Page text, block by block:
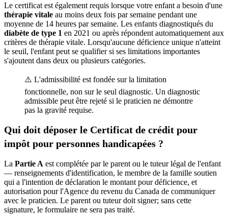
Le certificat est également requis lorsque votre enfant a besoin d'une
thérapie vitale au moins deux fois par semaine pendant une
moyenne de 14 heures par semaine. Les enfants diagnostiqués du
diabète de type 1 en 2021 ou après répondent automatiquement aux
critères de thérapie vitale. Lorsqu'aucune déficience unique n'atteint
le seuil, l'enfant peut se qualifier si ses limitations importantes
s'ajoutent dans deux ou plusieurs catégories.
⚠️ L'admissibilité est fondée sur la limitation
fonctionnelle, non sur le seul diagnostic. Un diagnostic
admissible peut être rejeté si le praticien ne démontre
pas la gravité requise.
Qui doit déposer le Certificat de crédit pour
impôt pour personnes handicapées ?
La Partie A est complétée par le parent ou le tuteur légal de l'enfant
— renseignements d'identification, le membre de la famille soutien
qui a l'intention de déclaration le montant pour déficience, et
autorisation pour l'Agence du revenu du Canada de communiquer
avec le praticien. Le parent ou tuteur doit signer; sans cette
signature, le formulaire ne sera pas traité.